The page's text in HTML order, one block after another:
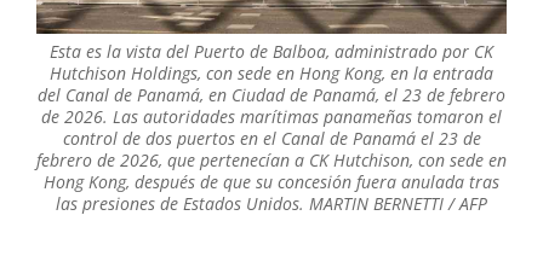
Esta es la vista del Puerto de Balboa, administrado por CK
Hutchison Holdings, con sede en Hong Kong, en la entrada
del Canal de Panamá, en Ciudad de Panamá, el 23 de febrero
de 2026. Las autoridades marítimas panameñas tomaron el
control de dos puertos en el Canal de Panamá el 23 de
febrero de 2026, que pertenecían a CK Hutchison, con sede en
Hong Kong, después de que su concesión fuera anulada tras
las presiones de Estados Unidos. MARTIN BERNETTI / AFP